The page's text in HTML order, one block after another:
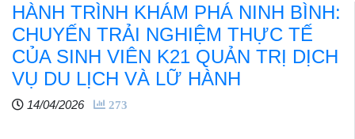
HÀNH TRÌNH KHÁM PHÁ NINH BÌNH:
CHUYẾN TRẢI NGHIỆM THỰC TẾ
CỦA SINH VIÊN K21 QUẢN TRỊ DỊCH
VỤ DU LỊCH VÀ LỮ HÀNH
14/04/2026 273